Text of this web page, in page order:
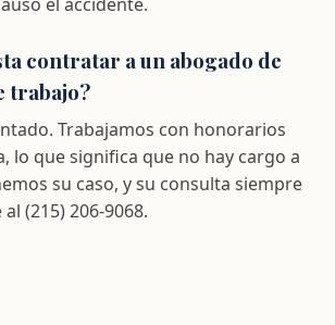
contratar a un abogado de
trabajo?
Trabajamos con honorarios
lo que significa que no hay cargo a
su caso, y su consulta siempre
(215) 206-9068.